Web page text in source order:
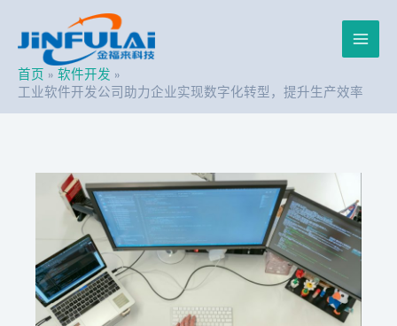
Main
首页
软件开发
工业软件开发公司助力企业实现数字化转型，提升生产效率
navigation